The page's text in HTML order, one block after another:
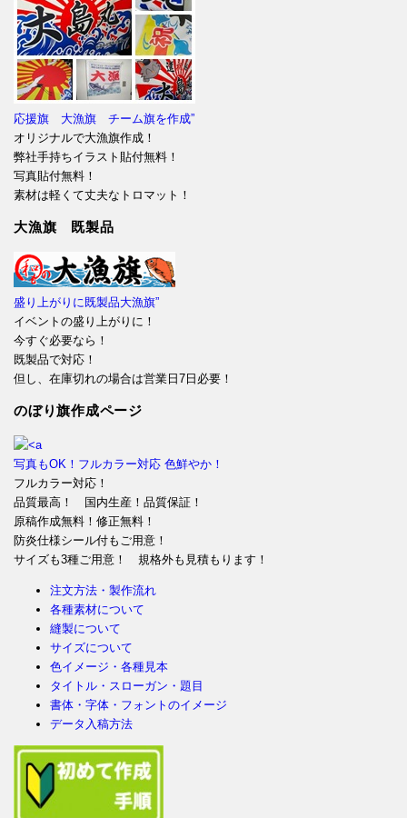
応援旗 大漁旗 チーム旗を作成”
オリジナルで大漁旗作成！
弊社手持ちイラスト貼付無料！
写真貼付無料！
素材は軽くて丈夫なトロマット！
大漁旗 既製品
盛り上がりに既製品大漁旗”
イベントの盛り上がりに！
今すぐ必要なら！
既製品で対応！
但し、在庫切れの場合は営業日7日必要！
のぼり旗作成ページ
写真もOK！フルカラー対応 色鮮やか！
フルカラー対応！
品質最高！ 国内生産！品質保証！
原稿作成無料！修正無料！
防炎仕様シール付もご用意！
サイズも3種ご用意！ 規格外も見積もります！
注文方法・製作流れ
各種素材について
縫製について
サイズについて
色イメージ・各種見本
タイトル・スローガン・題目
書体・字体・フォントのイメージ
データ入稿方法